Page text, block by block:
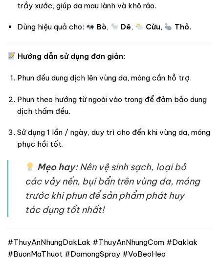
trầy xước, giúp da mau lành và khô ráo.
Dùng hiệu quả cho: Bò, Dê, Cừu, Thỏ.
Hướng dẫn sử dụng đơn giản:
Phun đều dung dịch lên vùng da, móng cần hỗ trợ.
Phun theo hướng từ ngoài vào trong để đảm bảo dung
dịch thấm đều.
Sử dụng 1 lần / ngày, duy trì cho đến khi vùng da, móng
phục hồi tốt.
Mẹo hay:Nên vệ sinh sạch, loại bỏ
các vảy nến, bụi bẩn trên vùng da, móng
trước khi phun để sản phẩm phát huy
tác dụng tốt nhất!
#ThuyAnNhungDakLak #ThuyAnNhungCom #Daklak
#BuonMaThuot #DamongSpray #VoBeoHeo